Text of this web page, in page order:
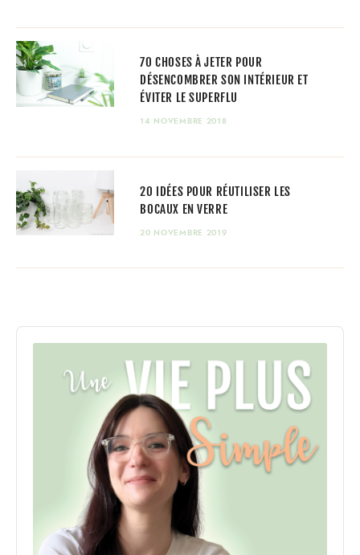
70 CHOSES À JETER POUR
DÉSENCOMBRER SON INTÉRIEUR ET
ÉVITER LE SUPERFLU
14 NOVEMBRE 2018
20 IDÉES POUR RÉUTILISER LES
BOCAUX EN VERRE
20 NOVEMBRE 2019
Audio
Player